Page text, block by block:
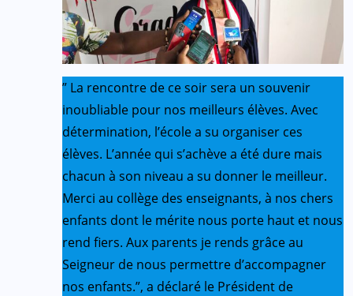
” La rencontre de ce soir sera un souvenir
inoubliable pour nos meilleurs élèves. Avec
détermination, l’école a su organiser ces
élèves. L’année qui s’achève a été dure mais
chacun à son niveau a su donner le meilleur.
Merci au collège des enseignants, à nos chers
enfants dont le mérite nous porte haut et nous
rend fiers. Aux parents je rends grâce au
Seigneur de nous permettre d’accompagner
nos enfants.”, a déclaré le Président de